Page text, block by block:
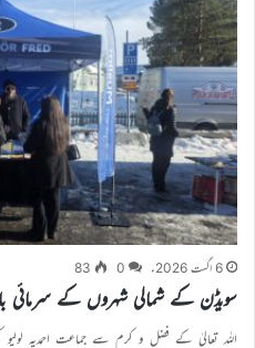
6 اگست 2026ء 0
83
سویڈن کے شمالی شہروں کے سرمائی
اللہ تعالیٰ کے فضل و کرم سے جماعت احمدیہ